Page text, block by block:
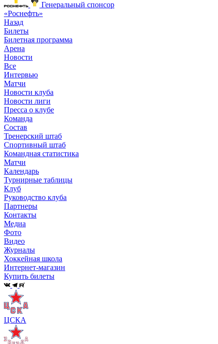
Генеральный спонсор
«Роснефть»
Назад
Билеты
Билетная программа
Арена
Новости
Все
Интервью
Матчи
Новости клуба
Новости лиги
Пресса о клубе
Команда
Состав
Тренерский штаб
Спортивный штаб
Командная статистика
Матчи
Календарь
Турнирные таблицы
Клуб
Руководство клуба
Партнеры
Контакты
Медиа
Фото
Видео
Журналы
Хоккейная школа
Интернет-магазин
Купить билеты
ЦСКА